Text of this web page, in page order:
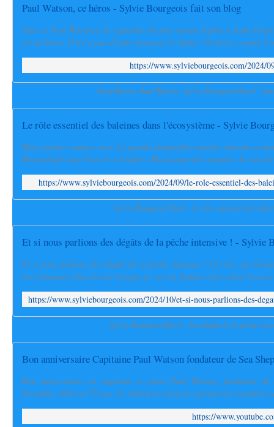
Paul Watson, ce héros - Sylvie Bourgeois fait son blog
Yana et Paul Watson à la signature de mon roman Sophie à Saint-
est un héros. Il n'y a pas d'autre mot pour le définir. Un héros comme il
https://www.sylviebourgeois.com/2024/
Yana Watson -Paul Watson - Sylvie Bourgeois Harel -
Le rôle essentiel des baleines dans l'écosystème - Sylvie
Mon premier contact avec les grands mammifères marins remonte à
Marineland vient d'ouvrir à Antibes. Ma maman m'y emmène. Je suis
https://www.sylviebourgeois.com/2024/09/le-role-essentiel-des-
Sylvie Bourgeois Harel - le rôle essentiel des
Et si nous parlions des dégâts de la pêche intensive ! - Sylvie
Et si nous parlions des dégâts de la pêche intensive ! Cet été, aux
mes longueurs dans la mer lorsque je vois un homme entrer dans l'eau
Sylvie Bourgeois Harel - Les dégâts de la pêche
Bon anniversaire Capitaine Paul Watson fondateur de Sea
Bon anniversaire au capitaine et pirate Paul Watson, fondateur
décembre 2020 ses 70 ans. Le militant écologiste antispéciste canadien
https://